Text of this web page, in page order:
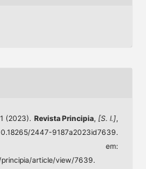
(2023). Revista Principia, [S. l.],
2447-9187a2023id7639.
em:
article/view/7639.